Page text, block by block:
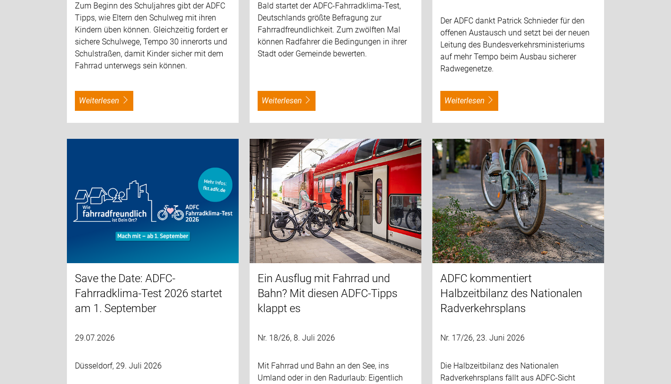
Zum Beginn des Schuljahres gibt der ADFC
Tipps, wie Eltern den Schulweg mit ihren
Kindern üben können. Gleichzeitig fordert er
sichere Schulwege, Tempo 30 innerorts und
Schulstraßen, damit Kinder sicher mit dem
Fahrrad unterwegs sein können.
weiterlesen
Bald startet der ADFC-Fahrradklima-Test,
Deutschlands größte Befragung zur
Fahrradfreundlichkeit. Zum zwölften Mal
können Radfahrer die Bedingungen in ihrer
Stadt oder Gemeinde bewerten.
weiterlesen
Der ADFC dankt Patrick Schnieder für den
offenen Austausch und setzt bei der neuen
Leitung des Bundesverkehrsministeriums
auf mehr Tempo beim Ausbau sicherer
Radwegenetze.
weiterlesen
Save the Date: ADFC-
Fahrradklima-Test 2026 startet
am 1. September
29.07.2026
Düsseldorf, 29. Juli 2026
Ein Ausflug mit Fahrrad und
Bahn? Mit diesen ADFC-Tipps
klappt es
Nr. 18/26, 8. Juli 2026
Mit Fahrrad und Bahn an den See, ins
Umland oder in den Radurlaub: Eigentlich
ADFC kommentiert
Halbzeitbilanz des Nationalen
Radverkehrsplans
Nr. 17/26, 23. Juni 2026
Die Halbzeitbilanz des Nationalen
Radverkehrsplans fällt aus ADFC-Sicht